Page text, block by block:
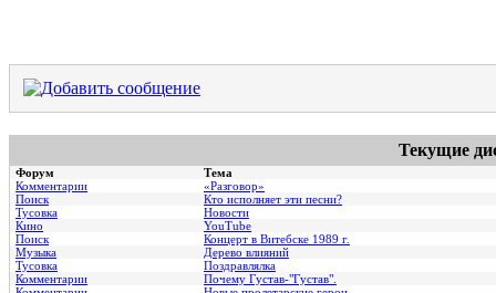
Текущие
Форум
Тема
Комментарии
«Разговор»
Поиск
Кто исполняет эти песни?
Тусовка
Новости
Кино
YouTube
Поиск
Концерт в Витебске 1989 г.
Музыка
Дерево влияний
Тусовка
Поздравлялка
Комментарии
Почему Густав-"Густав".